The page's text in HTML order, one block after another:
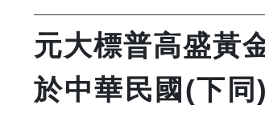
元大標普高盛黃
於中華民國(下